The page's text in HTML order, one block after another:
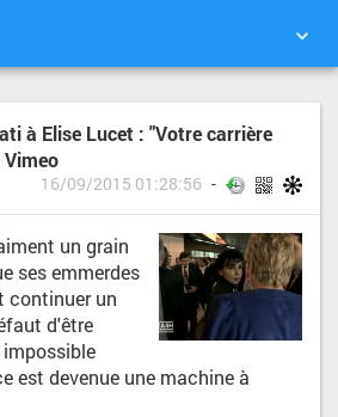
MUR D'IMAGES
RECHERCHER
à Elise Lucet : "Votre carrière
16/09/2015 01:28:56
un grain
ses emmerdes
continuer un
d'être
est devenue une machine à